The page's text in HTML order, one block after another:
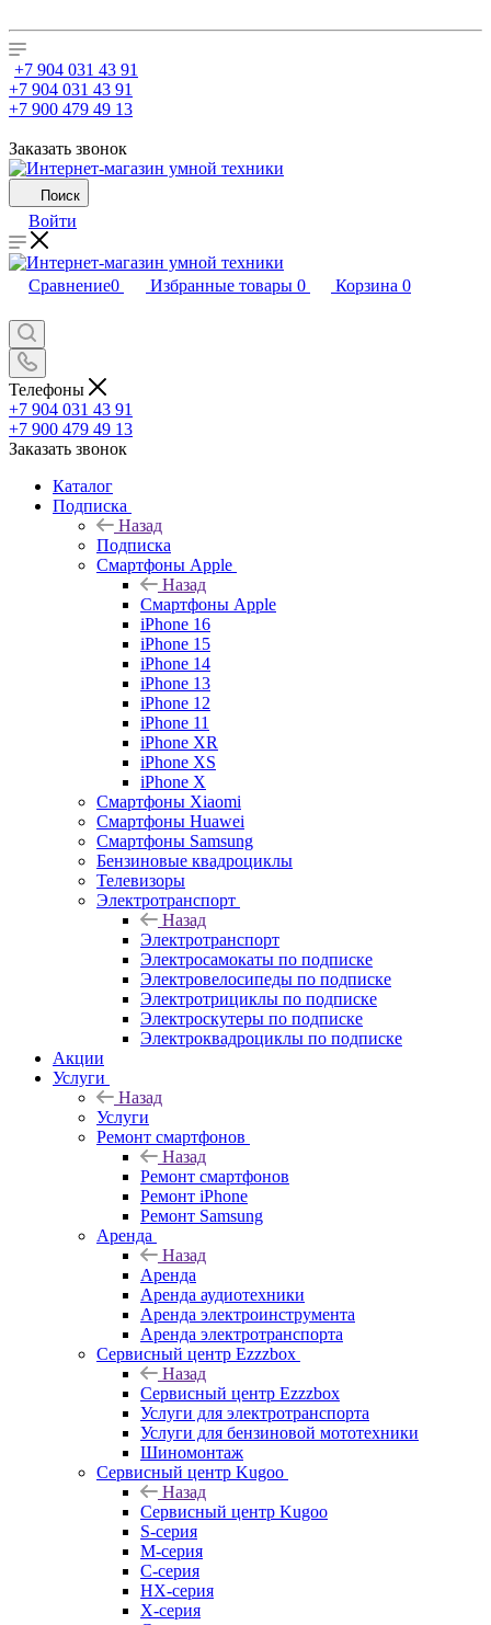
+7 904 031 43 91
+7 904 031 43 91
+7 900 479 49 13
Заказать звонок
Поиск
Войти
Сравнение0 Избранные товары 0 Корзина 0
Телефоны
+7 904 031 43 91
+7 900 479 49 13
Заказать звонок
Каталог
Подписка
Назад
Подписка
Смартфоны Apple
Назад
Смартфоны Apple
iPhone 16
iPhone 15
iPhone 14
iPhone 13
iPhone 12
iPhone 11
iPhone XR
iPhone XS
iPhone X
Смартфоны Xiaomi
Смартфоны Huawei
Смартфоны Samsung
Бензиновые квадроциклы
Телевизоры
Электротранспорт
Назад
Электротранспорт
Электросамокаты по подписке
Электровелосипеды по подписке
Электротрициклы по подписке
Электроскутеры по подписке
Электроквадроциклы по подписке
Акции
Услуги
Назад
Услуги
Ремонт смартфонов
Назад
Ремонт смартфонов
Ремонт iPhone
Ремонт Samsung
Аренда
Назад
Аренда
Аренда аудиотехники
Аренда электроинструмента
Аренда электротранспорта
Сервисный центр Ezzzbox
Назад
Сервисный центр Ezzzbox
Услуги для электротранспорта
Услуги для бензиновой мототехники
Шиномонтаж
Сервисный центр Kugoo
Назад
Сервисный центр Kugoo
S-cерия
M-серия
С-серия
HX-серия
X-серия